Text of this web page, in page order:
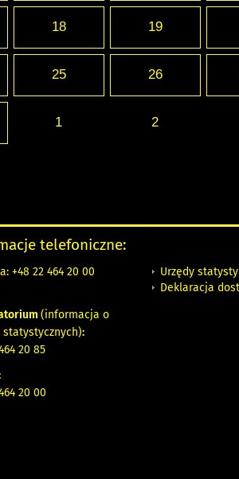
18 19
25 26
1 2
telefoniczne:
+48 22 464 20 00
(informacja o
statystycznych):
20 85
20 00
Urzędy
Deklaracja